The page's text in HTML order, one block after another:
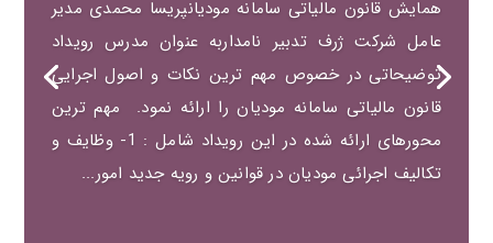
همایش قانون مالیاتی سامانه مودیانپریسا محمدی مدیر
عامل شرکت ژرف تدبیر نامداربه عنوان مدرس رویداد
توضیحاتی در خصوص مهم ترین نکات و اصول اجرایی
قانون مالیاتی سامانه مودیان را ارائه نمود. مهم ترین
محورهای ارائه شده در این رویداد شامل : 1- وظایف و
تکالیف اجرائی مودیان در قوانین و رویه جدید امور...